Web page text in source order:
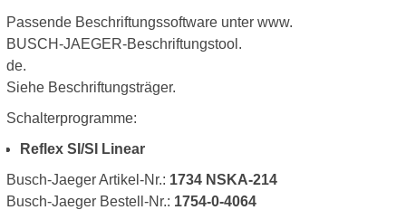
Passende Beschriftungssoftware unter www.
BUSCH-JAEGER-Beschriftungstool.
de.
Siehe Beschriftungsträger.
Schalterprogramme:
Reflex SI/SI Linear
Busch-Jaeger Artikel-Nr.: 1734 NSKA-214
Busch-Jaeger Bestell-Nr.: 1754-0-4064